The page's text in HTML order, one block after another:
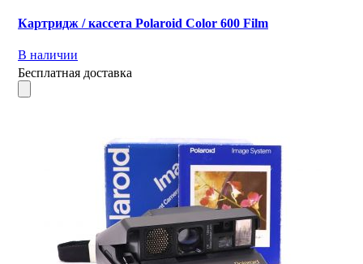
Картридж / кассета Polaroid Color 600 Film
В наличии
Бесплатная доставка